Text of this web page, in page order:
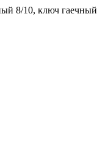
8/10, ключ гаечный